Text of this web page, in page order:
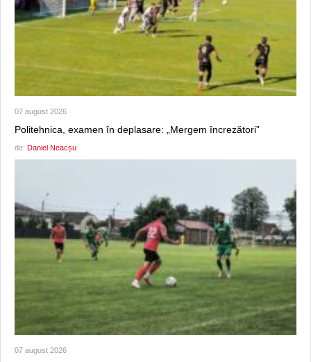
07 august 2026
Politehnica, examen în deplasare: „Mergem încrezători”
de: Daniel Neacșu
07 august 2026